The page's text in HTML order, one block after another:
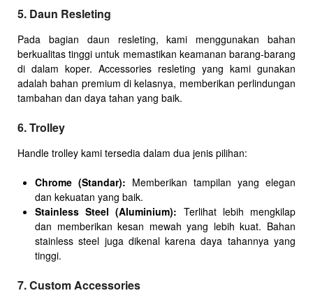
5. Daun Resleting
Pada bagian daun resleting, kami menggunakan bahan
berkualitas tinggi untuk memastikan keamanan barang-barang
di dalam koper. Accessories resleting yang kami gunakan
adalah bahan premium di kelasnya, memberikan perlindungan
tambahan dan daya tahan yang baik.
6. Trolley
Handle trolley kami tersedia dalam dua jenis pilihan:
Chrome (Standar): Memberikan tampilan yang elegan
dan kekuatan yang baik.
Stainless Steel (Aluminium): Terlihat lebih mengkilap
dan memberikan kesan mewah yang lebih kuat. Bahan
stainless steel juga dikenal karena daya tahannya yang
tinggi.
7. Custom Accessories